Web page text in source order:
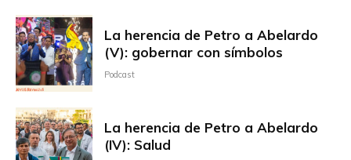
La herencia de Petro a Abelardo
(V): gobernar con símbolos
Podcast
La herencia de Petro a Abelardo
(IV): Salud